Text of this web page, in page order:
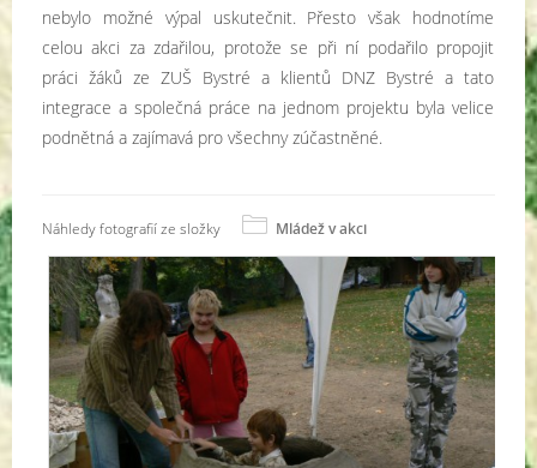
nebylo možné výpal uskutečnit. Přesto však hodnotíme
celou akci za zdařilou, protože se při ní podařilo propojit
práci žáků ze ZUŠ Bystré a klientů DNZ Bystré a tato
integrace a společná práce na jednom projektu byla velice
podnětná a zajímavá pro všechny zúčastněné.
Náhledy fotografií ze složky Mládež v akci